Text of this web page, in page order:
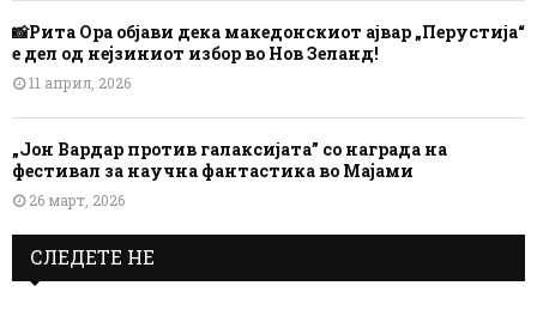
📸Рита Ора објави дека македонскиот ајвар „Перустија“
е дел од нејзиниот избор во Нов Зеланд!
11 април, 2026
„Јон Вардар против галаксијата” со награда на
фестивал за научна фантастика во Мајами
26 март, 2026
СЛЕДЕТЕ НЕ